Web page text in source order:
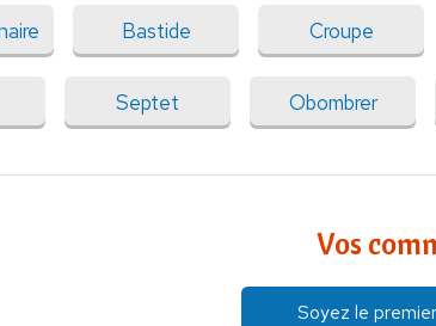
Bastide Croupe
Septet Obombrer
Vos
Soyez le